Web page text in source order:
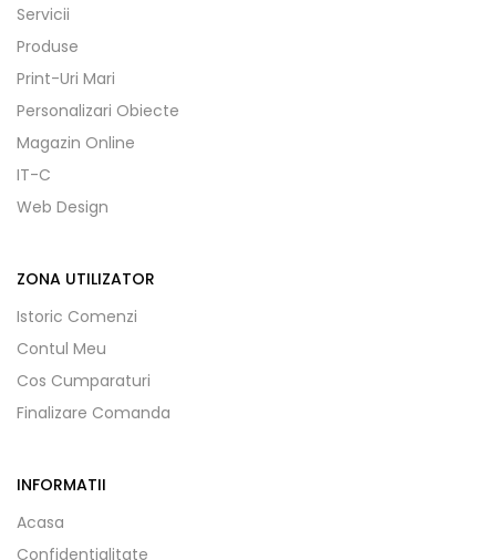
Servicii
Produse
Print-Uri Mari
Personalizari Obiecte
Magazin Online
IT-C
Web Design
ZONA UTILIZATOR
Istoric Comenzi
Contul Meu
Cos Cumparaturi
Finalizare Comanda
INFORMATII
Acasa
Confidentialitate